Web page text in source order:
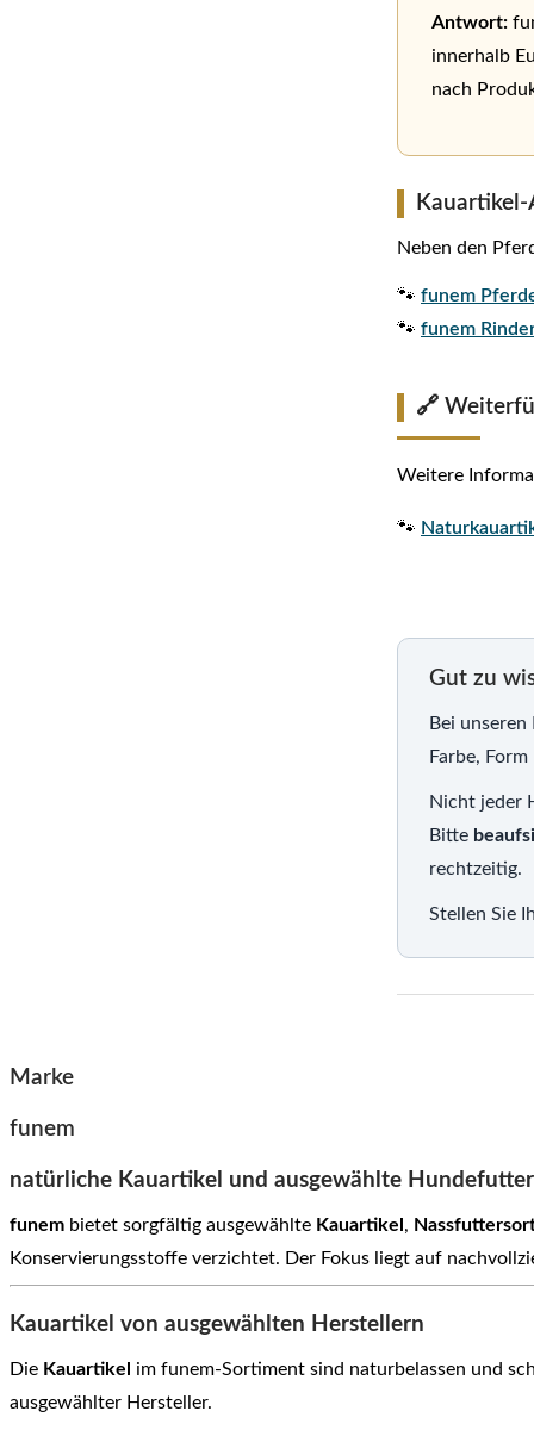
Antwort:
innerhalb
nach
Neben den
🐾 funem
🐾 funem
🔗
Weitere
🐾
Gut zu
Bei
Farbe,
Nicht jeder
Bitte
rechtzeitig.
Stellen Sie
Marke
funem
natürliche Kauartikel und ausgewählte
funem bietet sorgfältig ausgewählte Kauartikel ,
Konservierungsstoffe verzichtet. Der Fokus liegt auf
Kauartikel von ausgewählten Herstellern
Die Kauartikel
im funem-Sortiment sind naturbelassen und
ausgewählter Hersteller.